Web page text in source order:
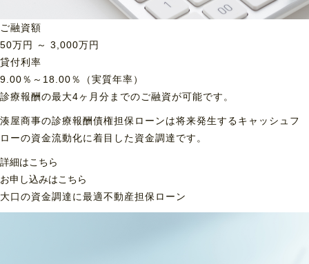
ご融資額
50万円 ～ 3,000万円
貸付利率
9.00％～18.00％（実質年率）
診療報酬の最大4ヶ月分までのご融資が可能です。
湊屋商事の診療報酬債権担保ローンは将来発生するキャッシュフ
ローの資金流動化に着目した資金調達です。
詳細はこちら
お申し込みはこちら
大口の資金調達に最適不動産担保ローン